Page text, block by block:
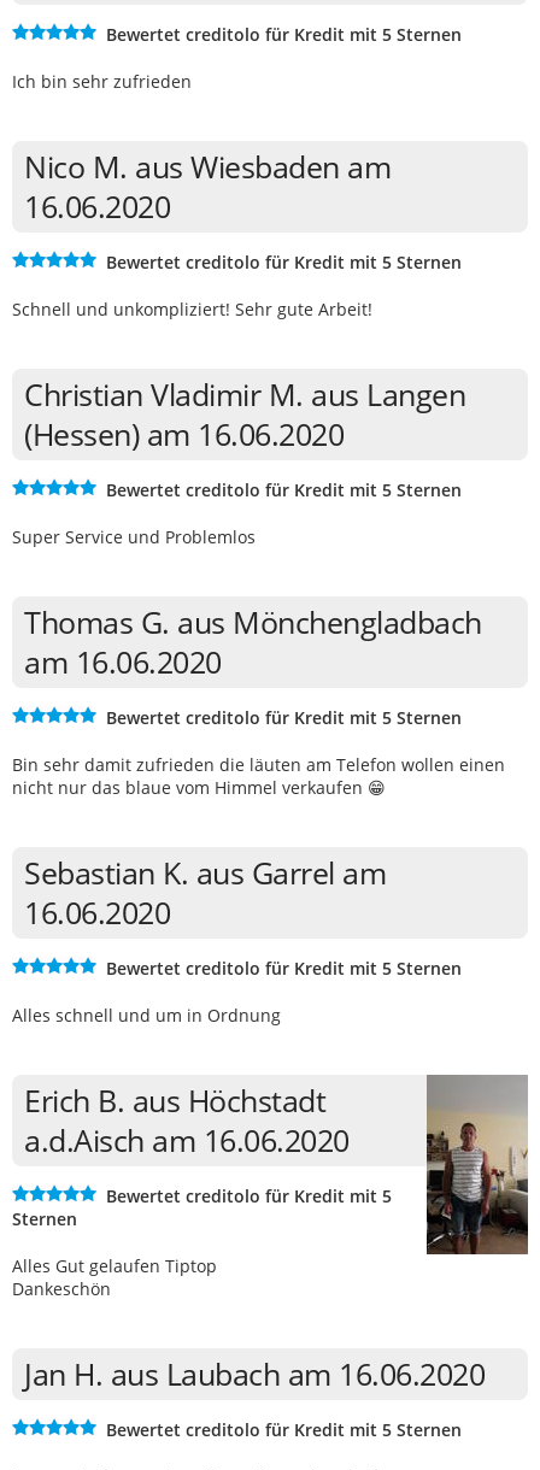
Bewertet creditolo für Kredit mit 5 Sternen
Ich bin sehr zufrieden
Nico M. aus Wiesbaden am
16.06.2020
Bewertet creditolo für Kredit mit 5 Sternen
Schnell und unkompliziert! Sehr gute Arbeit!
Christian Vladimir M. aus Langen
(Hessen) am 16.06.2020
Bewertet creditolo für Kredit mit 5 Sternen
Super Service und Problemlos
Thomas G. aus Mönchengladbach
am 16.06.2020
Bewertet creditolo für Kredit mit 5 Sternen
Bin sehr damit zufrieden die läuten am Telefon wollen einen
nicht nur das blaue vom Himmel verkaufen 😁
Sebastian K. aus Garrel am
16.06.2020
Bewertet creditolo für Kredit mit 5 Sternen
Alles schnell und um in Ordnung
Erich B. aus Höchstadt
a.d.Aisch am 16.06.2020
Bewertet creditolo für Kredit mit 5
Sternen
Alles Gut gelaufen Tiptop
Dankeschön
Jan H. aus Laubach am 16.06.2020
Bewertet creditolo für Kredit mit 5 Sternen